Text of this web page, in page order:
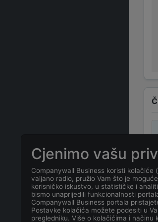
Cjenimo vašu
Companywall Business koristi kolačiće
valjano radio, pružio Vam što je
korisničko iskustvo, u statističke i
bismo unaprijedili funkcionalnosti
Companywall Business portala
Postavke kolačića možete podesiti u
pregledniku. Više o kolačićima i načinu